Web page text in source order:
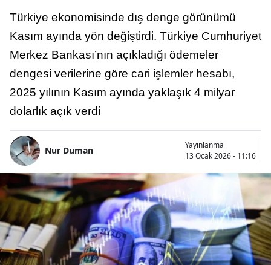
Türkiye ekonomisinde dış denge görünümü
Kasım ayında yön değiştirdi. Türkiye Cumhuriyet
Merkez Bankası’nın açıkladığı ödemeler
dengesi verilerine göre cari işlemler hesabı,
2025 yılının Kasım ayında yaklaşık 4 milyar
dolarlık açık verdi
Nur Duman
Yayınlanma
13 Ocak 2026 - 11:16